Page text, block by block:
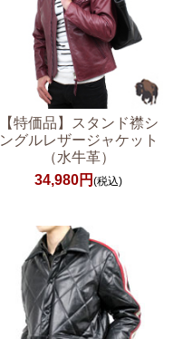
【特価品】スタンド襟シ
ングルレザージャケット
（水牛革）
34,980円(税込)